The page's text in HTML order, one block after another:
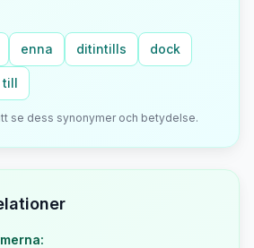
enna ditintills dock
till
se dess synonymer och betydelse.